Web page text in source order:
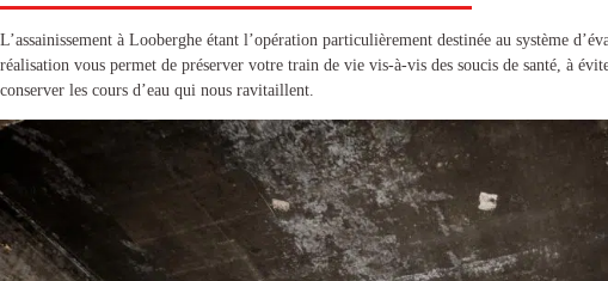
L’assainissement à Looberghe étant l’opération particulièrement destinée au système
réalisation vous permet de préserver votre train de vie vis-à-vis des soucis de santé, à
conserver les cours d’eau qui nous ravitaillent.